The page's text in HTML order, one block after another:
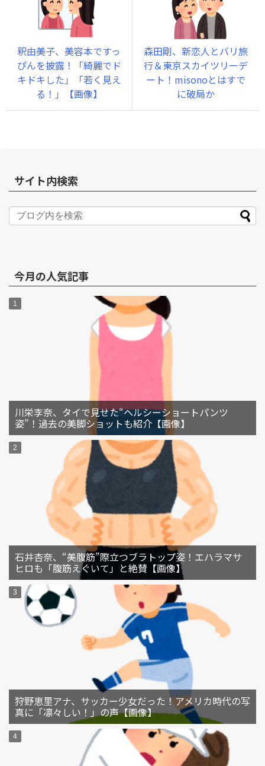
釈由美子、美容本ですっ
ぴんを披露！「綺麗でド
キドキした」「若く見え
る！」【画像】
森田剛、新恋人とバリ旅
行＆東京スカイツリーデ
ート！misonoとはすで
に破局か
サイト内検索
今月の人気記事
川栄李奈、タイで見せた“ヘルシーショートパンツ
姿”！過去の美脚ショットも紹介【画像】
石井杏奈、“美腹筋”際立つブラトップ姿！エハラマサ
ヒロも「腹筋えぐいて」と絶賛【画像】
狩野恵里アナ、サッカー少女だった！アメリカ時代の写
真に「凛々しい！」の声【画像】